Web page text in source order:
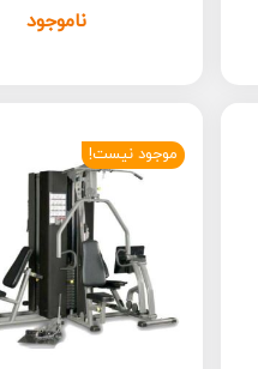
ناموجود
موجود نیست!